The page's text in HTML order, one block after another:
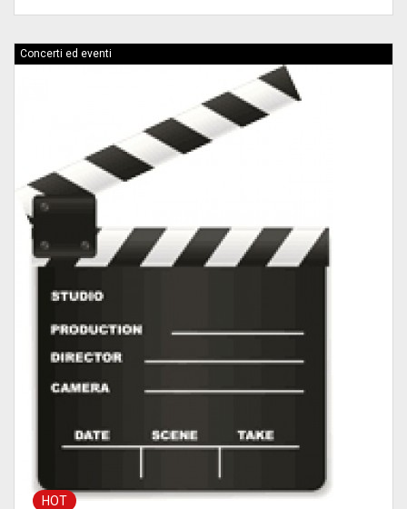
Concerti ed eventi
HOT